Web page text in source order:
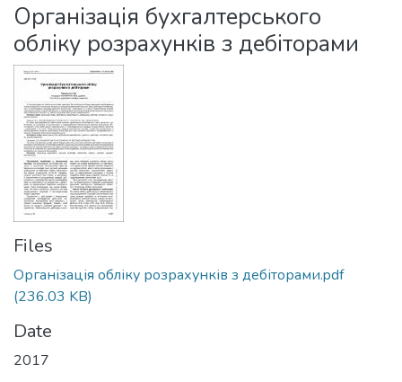
Statistics
Організація бухгалтерського
обліку розрахунків з дебіторами
Files
Організація обліку розрахунків з дебіторами.pdf
(236.03 KB)
Date
2017